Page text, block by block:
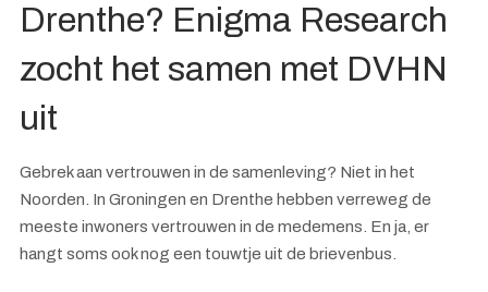
Drenthe? Enigma Research
zocht het samen met DVHN
uit
Gebrek aan vertrouwen in de samenleving? Niet in het
Noorden. In Groningen en Drenthe hebben verreweg de
meeste inwoners vertrouwen in de medemens. En ja, er
hangt soms ook nog een touwtje uit de brievenbus.